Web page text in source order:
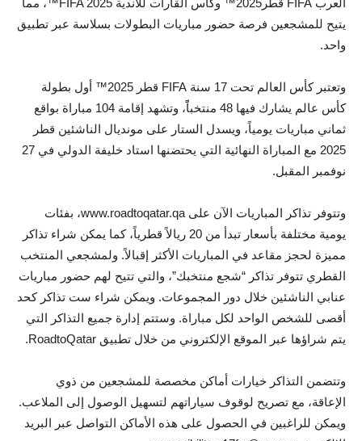
العرب FIFA قطر2025™ وكأس القارات للأندية FIFA 2025™، مما
يتيح للمشجعين فرصة حضور مباريات البطولات بسلاسة عبر تطبيق
واحد.
وتعتبر كأس العالم تحت 17 سنة FIFA قطر 2025™ أول بطولة
كأس عالم يشارك فيها 48 منتخباًً، وتشهد إقامة 104 مباراة بواقع
ثماني مباريات يومياً، ويسدل الستار على مونديال الناشئين قطر
2025 مع المباراة النهائية التي يحتضنها استاد خليفة الدولي في 27
نوفمبر المقبل.
وتتوفر تذاكر المباريات الآن على www.roadtoqatar.qa، بفئات
يومية مختلفة بأسعار تبدأ من 20 ريالاً قطرياً، كما يمكن شراء تذاكر
مميزة لحجز مقاعد في المباريات الأكثر إقبالاً. ولمشجعي المنتخب
القطري تتوفر تذاكر “شجع منتخبك”، والتي تتيح لهم حضور مباريات
عنابي الناشئين خلال دور المجموعات. ويمكن شراء ست تذاكر كحد
أقصى للشخص الواحد لكل مباراة. وستتم إدارة جميع التذاكر التي
يتم شراؤها عبر الموقع الإلكتروني من خلال تطبيق RoadtoQatar.
وتتضمن التذاكر خيارات أماكن مخصصة للمشجعين من ذوي
الإعاقة، مع تصريح لوقوف سياراتهم لتسهيل الوصول إلى الملاعب.
ويمكن للراغبين في الحصول على هذه الأماكن التواصل عبر البريد